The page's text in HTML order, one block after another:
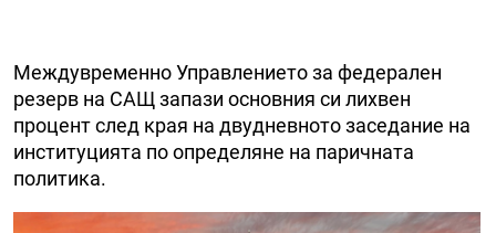
Междувременно Управлението за федерален
резерв на САЩ запази основния си лихвен
процент след края на двудневното заседание на
институцията по определяне на паричната
политика.